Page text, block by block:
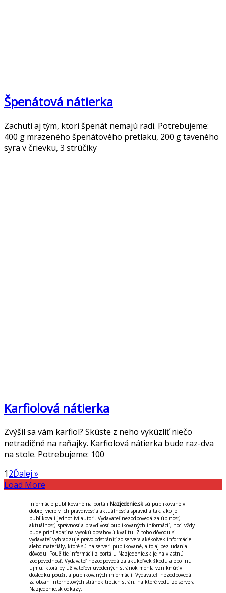
Špenátová nátierka
Zachutí aj tým, ktorí špenát nemajú radi. Potrebujeme:
400 g mrazeného špenátového pretlaku, 200 g taveného
syra v črievku, 3 strúčiky
Karfiolová nátierka
Zvýšil sa vám karfiol? Skúste z neho vykúzliť niečo
netradičné na raňajky. Karfiolová nátierka bude raz-dva
na stole. Potrebujeme: 100
12Ďalej »
Load More
Informácie publikované na portáli Nazjedenie.sk sú publikované v
dobrej viere v ich pravdivosť a aktuálnosť a spravidla tak, ako je
publikovali jednotliví autori. Vydavateľ nezodpovedá za úplnosť,
aktuálnosť, správnosť a pravdivosť publikovaných informácií, hoci vždy
bude prihliadať na vysokú obsahovú kvalitu. Z toho dôvodu si
vydavateľ vyhradzuje právo odstrániť zo servera akékoľvek informácie
alebo materiály, ktoré sú na serveri publikované, a to aj bez udania
dôvodu. Použitie informácií z portálu Nazjedenie.sk je na vlastnú
zodpovednosť. Vydavateľ nezodpovedá za akúkoľvek škodu alebo inú
ujmu, ktorá by užívateľovi uvedených stránok mohla vzniknúť v
dôsledku použitia publikovaných informácií. Vydavateľ nezodpovedá
za obsah internetových stránok tretích strán, na ktoré vedú zo servera
Nazjedenie.sk odkazy.